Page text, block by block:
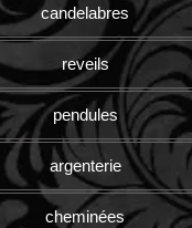
candelabres
reveils
pendules
argenterie
cheminées